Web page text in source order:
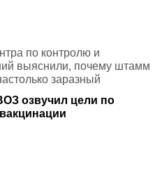
по контролю и
выяснили, почему штамм
заразный
озвучил цели по